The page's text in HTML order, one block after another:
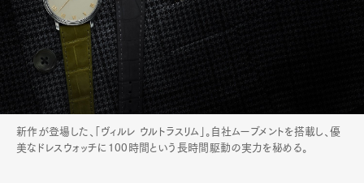
新作が登場した、「ヴィルレ ウルトラスリム」。自社ムーブメントを搭載し、優
美なドレスウォッチに100時間という長時間駆動の実力を秘める。